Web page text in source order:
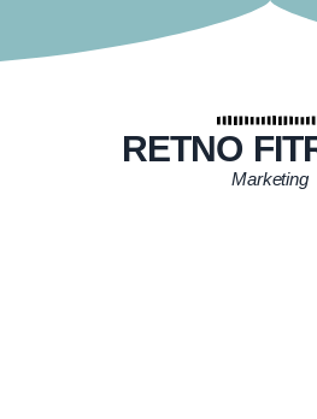
RETNO
Marketing